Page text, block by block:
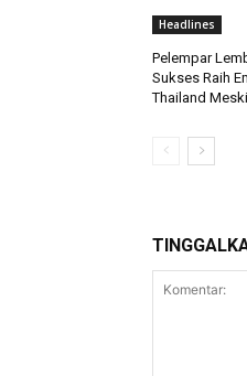
Headlines
Pelempar
Sukses Raih
Thailand